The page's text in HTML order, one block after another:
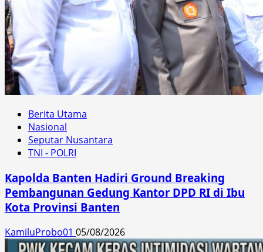
Berita Utama
Nasional
Seputar Nusantara
TNI - POLRI
Kapolda Banten Hadiri Ground Breaking
Pembangunan Gedung Kantor DPD RI di Ibu
Kota Provinsi Banten
KamiluProbo01 05/08/2026